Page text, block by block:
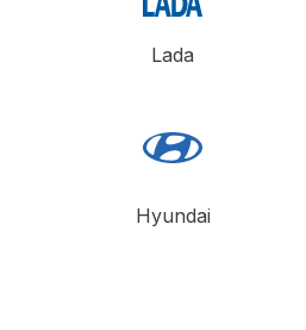
Lada
Hyundai